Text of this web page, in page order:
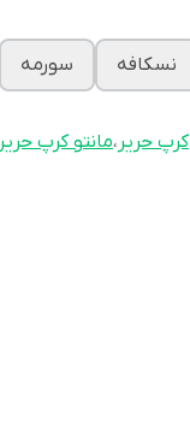
نسکافه سورمه
کرپ حریر ،مانتو کرپ حریر